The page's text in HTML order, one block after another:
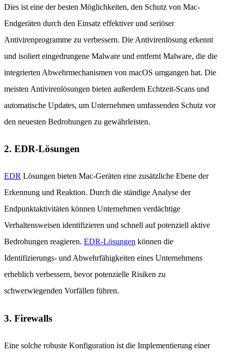
Dies ist eine der besten Möglichkeiten, den Schutz von Mac-
Endgeräten durch den Einsatz effektiver und seriöser
Antivirenprogramme zu verbessern. Die Antivirenlösung erkennt
und isoliert eingedrungene Malware und entfernt Malware, die die
integrierten Abwehrmechanismen von macOS umgangen hat. Die
meisten Antivirenlösungen bieten außerdem Echtzeit-Scans und
automatische Updates, um Unternehmen umfassenden Schutz vor
den neuesten Bedrohungen zu gewährleisten.
2. EDR-Lösungen
EDR Lösungen bieten Mac-Geräten eine zusätzliche Ebene der
Erkennung und Reaktion. Durch die ständige Analyse der
Endpunktaktivitäten können Unternehmen verdächtige
Verhaltensweisen identifizieren und schnell auf potenziell aktive
Bedrohungen reagieren. EDR-Lösungen können die
Identifizierungs- und Abwehrfähigkeiten eines Unternehmens
erheblich verbessern, bevor potenzielle Risiken zu
schwerwiegenden Vorfällen führen.
3. Firewalls
Eine solche robuste Konfiguration ist die Implementierung einer